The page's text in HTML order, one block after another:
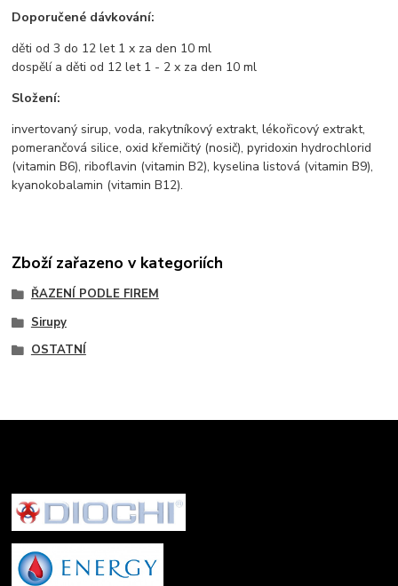
Doporučené dávkování:
děti od 3 do 12 let 1 x za den 10 ml
dospělí a děti od 12 let 1 - 2 x za den 10 ml
Složení:
invertovaný sirup, voda, rakytníkový extrakt, lékořicový extrakt,
pomerančová silice, oxid křemičitý (nosič), pyridoxin hydrochlorid
(vitamin B6), riboflavin (vitamin B2), kyselina listová (vitamin B9),
kyanokobalamin (vitamin B12).
Zboží zařazeno v kategoriích
ŘAZENÍ PODLE FIREM
Sirupy
OSTATNÍ